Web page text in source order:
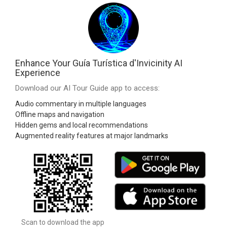
Enhance Your Guía Turística d'Invicinity AI
Experience
Download our AI Tour Guide app to access:
Audio commentary in multiple languages
Offline maps and navigation
Hidden gems and local recommendations
Augmented reality features at major landmarks
Scan to download the app